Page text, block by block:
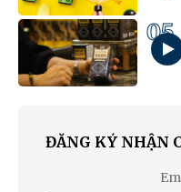
05
ĐĂNG KÝ NHẬN